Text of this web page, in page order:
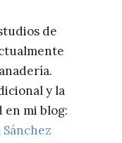
de
y la
en mi blog: